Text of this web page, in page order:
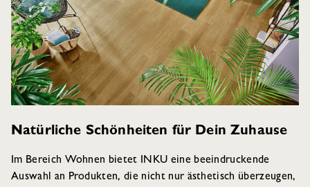
Natürliche Schönheiten für Dein Zuhause
Im Bereich Wohnen bietet INKU eine beeindruckende
Auswahl an Produkten, die nicht nur ästhetisch überzeugen,